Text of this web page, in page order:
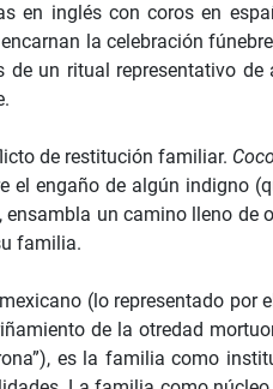
en inglés con coros en
la celebración
un ritual representativo de
de restitución familiar.
engaño de algún indigno
ensambla un camino lleno de
familia.
(lo representado por
de la otredad
es la familia como